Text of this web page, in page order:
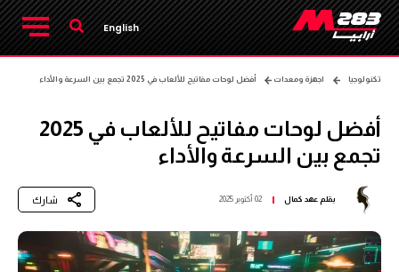
English
تكنولوجيا اجهزة ومعدات أفضل لوحات مفاتيح للألعاب في 2025 تجمع بين السرعة والأداء
أفضل لوحات مفاتيح للألعاب في 2025
تجمع بين السرعة والأداء
بقلمعهد كمال 02 أكتوبر 2025 شارك